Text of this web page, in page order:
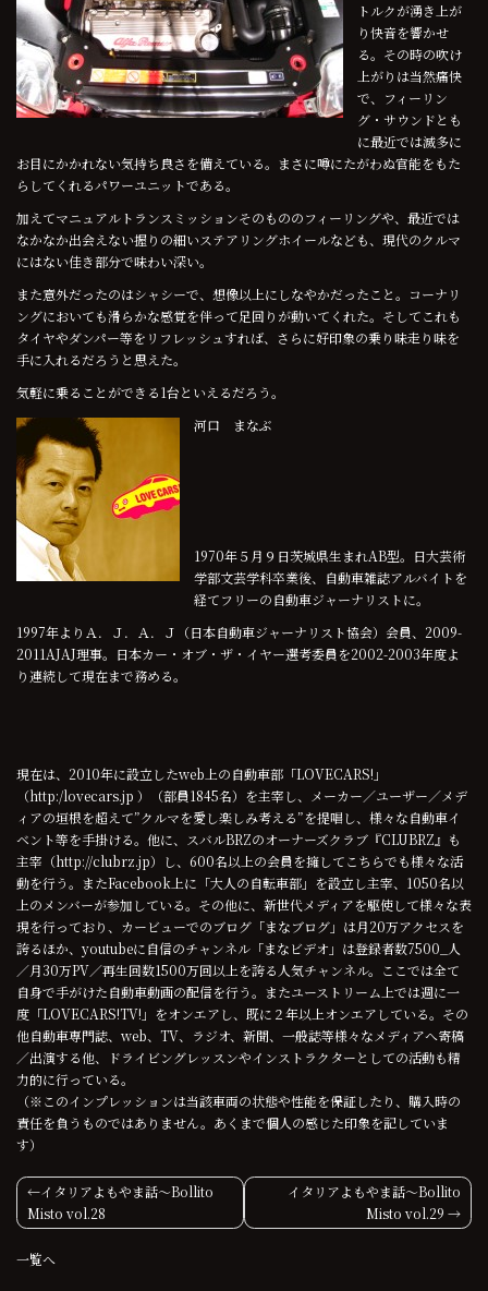
トルクが湧き上が
り快音を響かせ
る。その時の吹け
上がりは当然痛快
で、フィーリン
グ・サウンドとも
に最近では滅多に
お目にかかれない気持ち良さを備えている。まさに噂にたがわぬ官能をもた
らしてくれるパワーユニットである。
加えてマニュアルトランスミッションそのもののフィーリングや、最近では
なかなか出会えない握りの細いステアリングホイールなども、現代のクルマ
にはない佳き部分で味わい深い。
また意外だったのはシャシーで、想像以上にしなやかだったこと。コーナリ
ングにおいても滑らかな感覚を伴って足回りが動いてくれた。そしてこれも
タイヤやダンパー等をリフレッシュすれば、さらに好印象の乗り味走り味を
手に入れるだろうと思えた。
気軽に乗ることができる1台といえるだろう。
河口 まなぶ
1970年５月９日茨城県生まれAB型。日大芸術
学部文芸学科卒業後、自動車雑誌アルバイトを
経てフリーの自動車ジャーナリストに。
1997年よりＡ．Ｊ．Ａ．Ｊ（日本自動車ジャーナリスト協会）会員、2009-
2011AJAJ理事。日本カー・オブ・ザ・イヤー選考委員を2002-2003年度よ
り連続して現在まで務める。
現在は、2010年に設立したweb上の自動車部「LOVECARS!」
（http:/lovecars.jp ）（部員1845名）を主宰し、メーカー／ユーザー／メデ
ィアの垣根を超えて”クルマを愛し楽しみ考える”を提唱し、様々な自動車イ
ベント等を手掛ける。他に、スバルBRZのオーナーズクラブ『CLUBRZ』も
主宰（http://clubrz.jp）し、600名以上の会員を擁してこちらでも様々な活
動を行う。またFacebook上に「大人の自転車部」を設立し主宰、1050名以
上のメンバーが参加している。その他に、新世代メディアを駆使して様々な表
現を行っており、カービューでのブログ「まなブログ」は月20万アクセスを
誇るほか、youtubeに自信のチャンネル「まなビデオ」は登録者数7500_人
／月30万PV／再生回数1500万回以上を誇る人気チャンネル。ここでは全て
自身で手がけた自動車動画の配信を行う。またユーストリーム上では週に一
度「LOVECARS!TV!」をオンエアし、既に２年以上オンエアしている。その
他自動車専門誌、web、TV、ラジオ、新聞、一般誌等様々なメディアへ寄稿
／出演する他、ドライビングレッスンやインストラクターとしての活動も精
力的に行っている。
（※このインプレッションは当該車両の状態や性能を保証したり、購入時の
責任を負うものではありません。あくまで個人の感じた印象を記していま
す）
投
稿
ナ
イタリアよもやま話〜Bollito
Misto vol.28
イタリアよもやま話〜Bollito
Misto vol.29
一覧へ